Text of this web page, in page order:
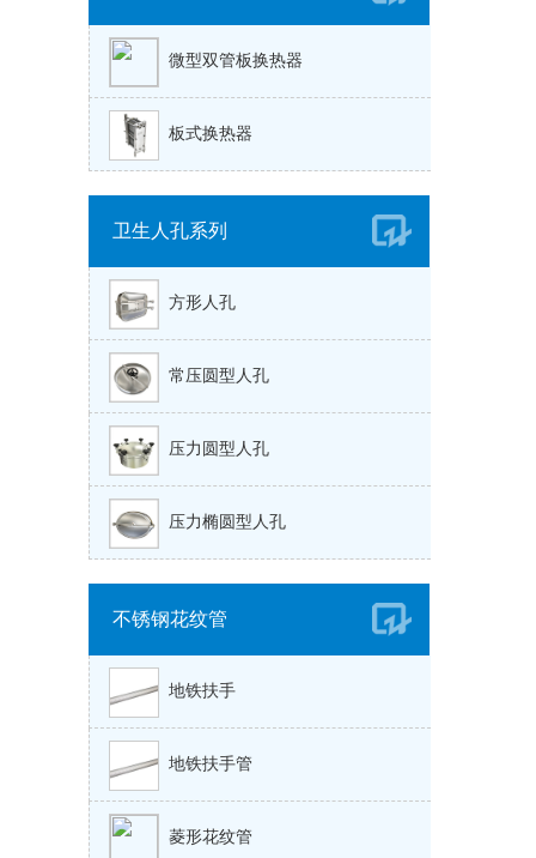
微型双管板换热器
板式换热器
卫生人孔系列
方形人孔
常压圆型人孔
压力圆型人孔
压力椭圆型人孔
不锈钢花纹管
地铁扶手
地铁扶手管
菱形花纹管